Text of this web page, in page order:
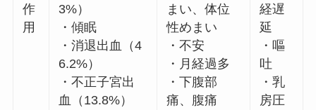
作
用
3%）
・傾眠
・消退出血（4
6.2%）
・不正子宮出
血（13.8%）
まい、体位
性めまい
・不安
・月経過多
・下腹部
痛、腹痛
経遅
延
・嘔
吐
・乳
房圧